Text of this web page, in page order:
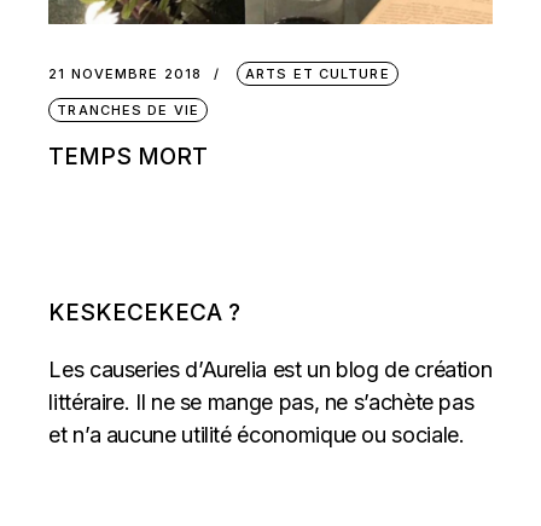
21 NOVEMBRE 2018 ARTS ET CULTURE
TRANCHES DE VIE
TEMPS MORT
KESKECEKECA ?
Les causeries d’Aurelia est un blog de création
littéraire. Il ne se mange pas, ne s’achète pas
et n’a aucune utilité économique ou sociale.